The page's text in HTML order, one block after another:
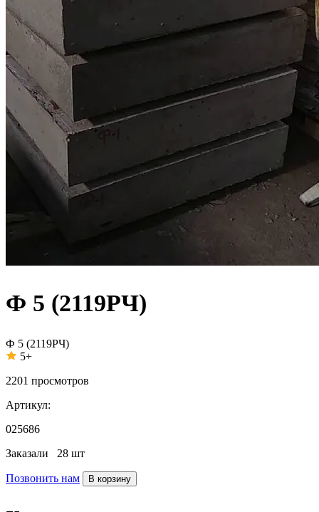
Ф 5 (2119РЧ)
Ф 5 (2119РЧ)
5+
2201 просмотров
Артикул:
025686
Заказали 28 шт
Позвонить нам В корзину